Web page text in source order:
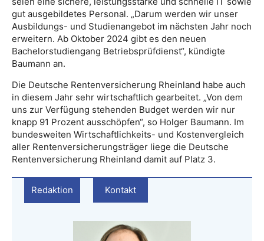
gut ausgebildetes Personal. „Darum werden wir unser
Ausbildungs- und Studienangebot im nächsten Jahr noch
erweitern. Ab Oktober 2024 gibt es den neuen
Bachelorstudiengang Betriebsprüfdienst“, kündigte
Baumann an.
Die Deutsche Rentenversicherung Rheinland habe auch
in diesem Jahr sehr wirtschaftlich gearbeitet. „Von dem
uns zur Verfügung stehenden Budget werden wir nur
knapp 91 Prozent ausschöpfen“, so Holger Baumann. Im
bundesweiten Wirtschaftlichkeits- und Kostenvergleich
aller Rentenversicherungsträger liege die Deutsche
Rentenversicherung Rheinland damit auf Platz 3.
Redaktion Kontakt